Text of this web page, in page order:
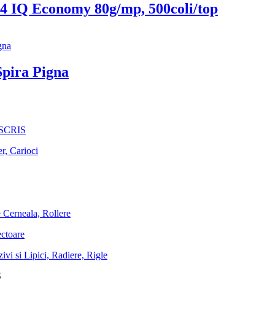
IQ Economy 80g/mp, 500coli/top
Pigna
Carioci
Cerneala, Rollere
si Lipici, Radiere, Rigle